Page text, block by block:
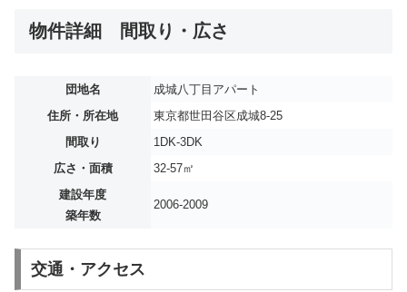
物件詳細 間取り・広さ
団地名
成城八丁目アパート
住所・所在地
東京都世田谷区成城8-25
間取り
1DK-3DK
広さ・面積
32-57㎡
建設年度
築年数
2006-2009
交通・アクセス